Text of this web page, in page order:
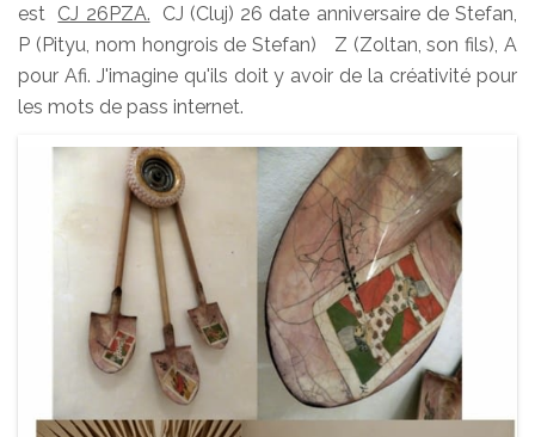
est CJ 26PZA. CJ (Cluj) 26 date anniversaire de Stefan,
P (Pityu, nom hongrois de Stefan) Z (Zoltan, son fils), A
pour Afi. J'imagine qu'ils doit y avoir de la créativité pour
les mots de pass internet.